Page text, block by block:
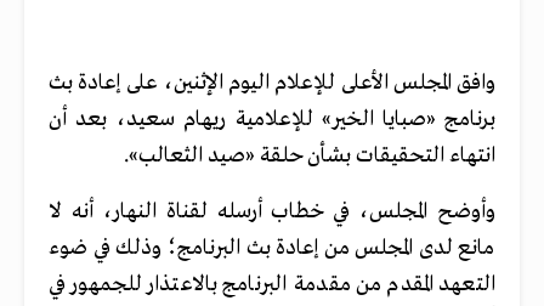
وافق المجلس الأعلى للإعلام اليوم الإثنين، على إعادة بث
برنامج «صبايا الخير» للإعلامية ريهام سعيد، بعد أن
انتهاء التحقيقات بشأن حلقة «صيد الثعالب».
وأوضح المجلس، في خطاب أرسله لقناة النهار، أنه لا
مانع لدى المجلس من إعادة بث البرنامج؛ وذلك في ضوء
التعهد المقدم من مقدمة البرنامج بالاعتذار للجمهور في